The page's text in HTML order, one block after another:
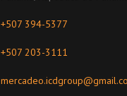
+507 394-5377
+507 203-3111